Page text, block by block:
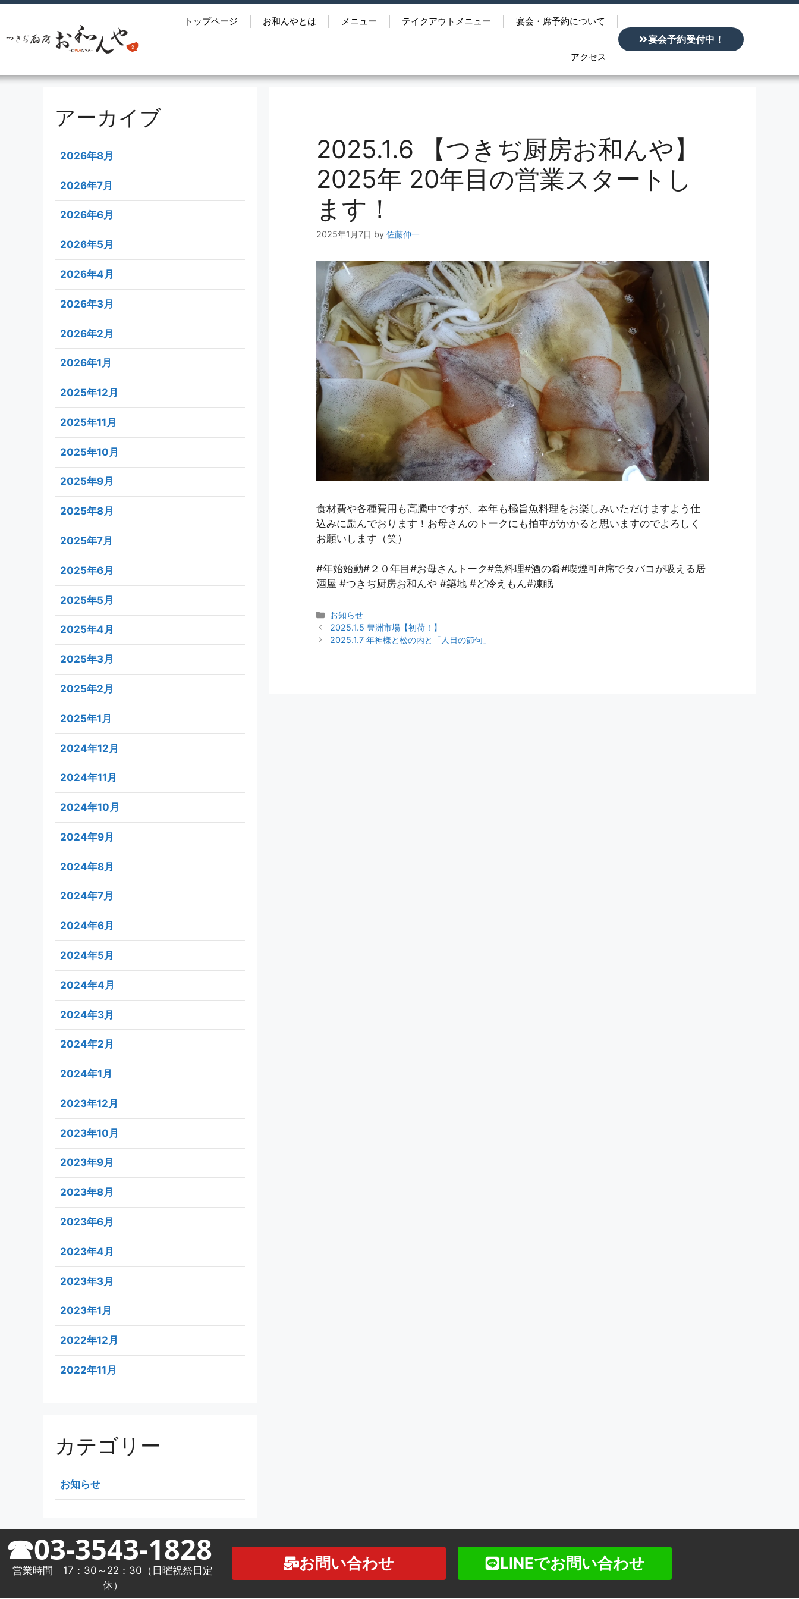
トップページ お和んやとは メニュー テイクアウトメニュー 宴会・席予約について
アクセス
宴会予約受付中！
2025.1.6 【つきぢ厨房お和んや】
2025年 20年目の営業スタートし
ます！
2025年1月7日 by 佐藤伸一
食材費や各種費用も高騰中ですが、本年も極旨魚料理をお楽しみいただけますよう仕
込みに励んでおります！お母さんのトークにも拍車がかかると思いますのでよろしく
お願いします（笑）
#年始始動#２０年目#お母さんトーク#魚料理#酒の肴#喫煙可#席でタバコが吸える居
酒屋 #つきぢ厨房お和んや #築地 #ど冷えもん#凍眠
お知らせ
2025.1.5 豊洲市場【初荷！】
2025.1.7 年神様と松の内と「人日の節句」
アーカイブ
2026年8月
2026年7月
2026年6月
2026年5月
2026年4月
2026年3月
2026年2月
2026年1月
2025年12月
2025年11月
2025年10月
2025年9月
2025年8月
2025年7月
2025年6月
2025年5月
2025年4月
2025年3月
2025年2月
2025年1月
2024年12月
2024年11月
2024年10月
2024年9月
2024年8月
2024年7月
2024年6月
2024年5月
2024年4月
2024年3月
2024年2月
2024年1月
2023年12月
2023年10月
2023年9月
2023年8月
2023年6月
2023年4月
2023年3月
2023年1月
2022年12月
2022年11月
カテゴリー
お知らせ
☎03-3543-1828
営業時間 17：30～22：30（日曜祝祭日定
休）
お問い合わせ LINEでお問い合わせ